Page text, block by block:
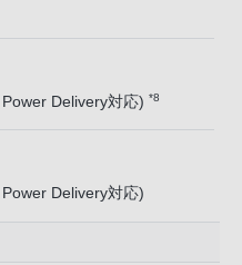
Delivery対応) *8
Delivery対応)